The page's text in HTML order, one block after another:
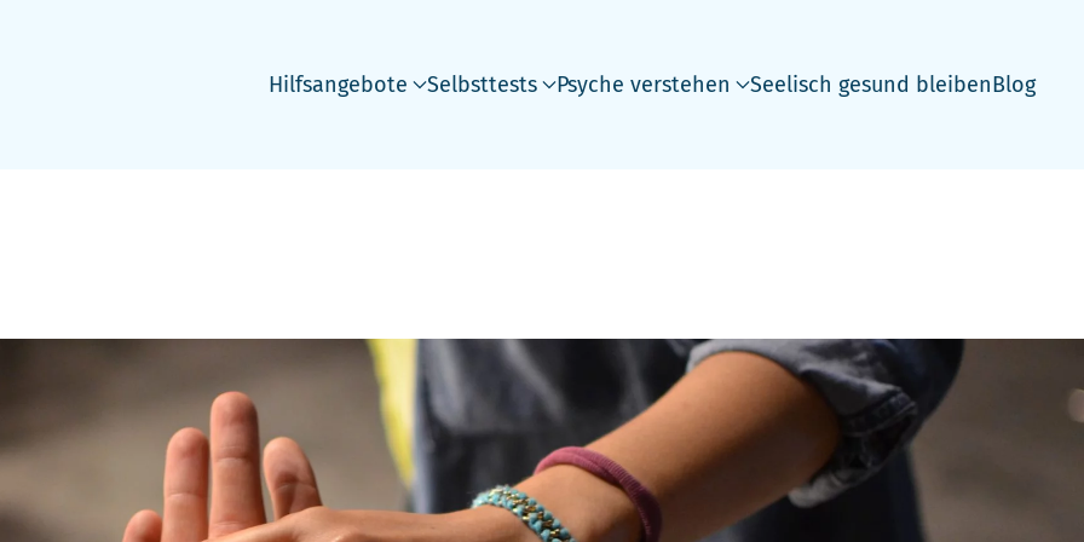
Hilfsangebote Selbsttests Psyche verstehen Seelisch gesund bleibenBlog